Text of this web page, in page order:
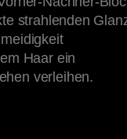
strahlenden
Haar ein
verleihen.